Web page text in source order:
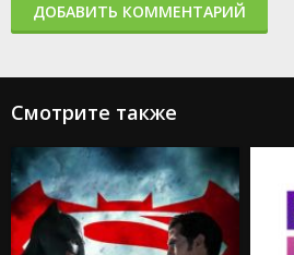
ДОБАВИТЬ КОММЕНТАРИЙ
Смотрите также